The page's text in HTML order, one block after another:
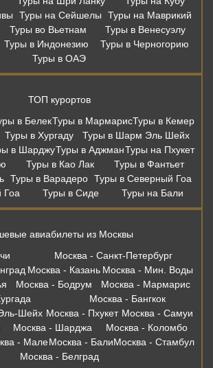
Туры на Сейшелы
Туры на Маврикий
Туры во Вьетнам
Туры в Венесуэлу
Туры в Индонезию
Туры в Черногорию
Туры в ОАЭ
ТОП курортов
в БелекТуры в МармарисТуры в Кемер
Туры в Хургаду
Туры в Шарм Эль Шейх
в ШарджуТуры в АджманТуры на Пхукет
Туры в Као Лак
Туры в Фантьет
Туры в Варадеро Туры в Северный Гоа
Туры в Сиде Туры на Бали
авиабилеты из Москвы
Москва - Санкт-Петербург
Москва - Казань Москва - Мин. Воды
Москва - Бодрум
Москва - Мармарис
Москва - Бангкок
Шейх Москва - Пхукет Москва - Самуи
Москва - Шарджа
Москва - Коломбо
- МалеМосква - БалиМосква - Стамбул
Москва - Белград